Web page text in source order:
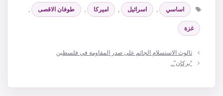
الوسوم
اساسي , اسرائيل , اميركا , طوفان الاقصى ,
غزة
ثالوث الاستسلام الجاثم على صدر المقاومة في فلسطين
“بركان”..